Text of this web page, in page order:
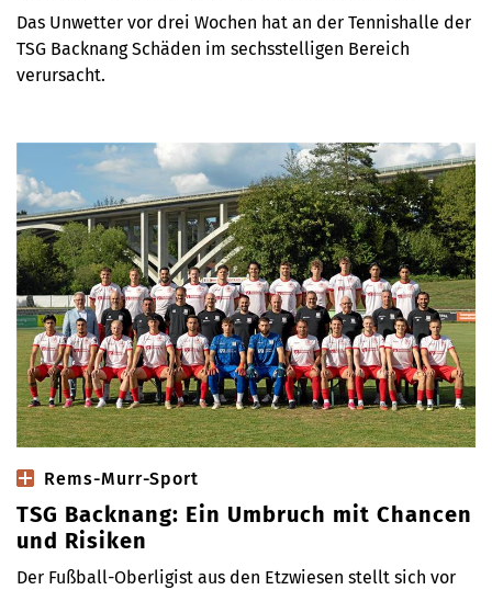
Das Unwetter vor drei Wochen hat an der Tennishalle der
TSG Backnang Schäden im sechsstelligen Bereich
verursacht.
Rems-Murr-Sport
TSG Backnang: Ein Umbruch mit Chancen
und Risiken
Der Fußball-Oberligist aus den Etzwiesen stellt sich vor